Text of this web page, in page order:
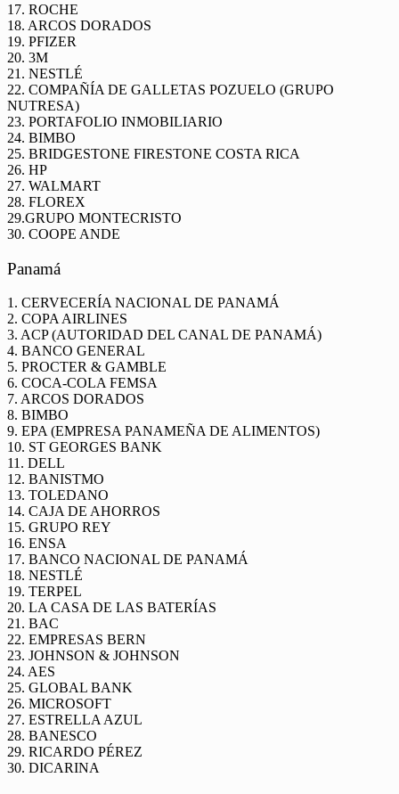
17. ROCHE
18. ARCOS DORADOS
19. PFIZER
20. 3M
21. NESTLÉ
22. COMPAÑÍA DE GALLETAS POZUELO (GRUPO
NUTRESA)
23. PORTAFOLIO INMOBILIARIO
24. BIMBO
25. BRIDGESTONE FIRESTONE COSTA RICA
26. HP
27. WALMART
28. FLOREX
29.GRUPO MONTECRISTO
30. COOPE ANDE
Panamá
1. CERVECERÍA NACIONAL DE PANAMÁ
2. COPA AIRLINES
3. ACP (AUTORIDAD DEL CANAL DE PANAMÁ)
4. BANCO GENERAL
5. PROCTER & GAMBLE
6. COCA-COLA FEMSA
7. ARCOS DORADOS
8. BIMBO
9. EPA (EMPRESA PANAMEÑA DE ALIMENTOS)
10. ST GEORGES BANK
11. DELL
12. BANISTMO
13. TOLEDANO
14. CAJA DE AHORROS
15. GRUPO REY
16. ENSA
17. BANCO NACIONAL DE PANAMÁ
18. NESTLÉ
19. TERPEL
20. LA CASA DE LAS BATERÍAS
21. BAC
22. EMPRESAS BERN
23. JOHNSON & JOHNSON
24. AES
25. GLOBAL BANK
26. MICROSOFT
27. ESTRELLA AZUL
28. BANESCO
29. RICARDO PÉREZ
30. DICARINA